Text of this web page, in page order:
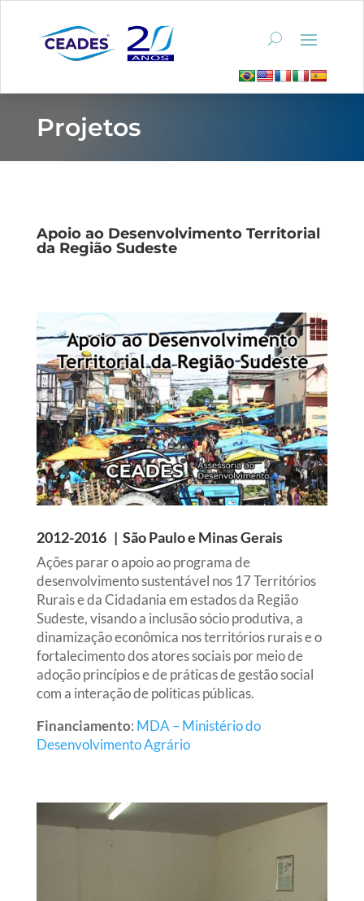
Projetos
Apoio ao Desenvolvimento Territorial
da Região Sudeste
2012-2016 | São Paulo e Minas Gerais
Ações parar o apoio ao programa de
desenvolvimento sustentável nos 17 Territórios
Rurais e da Cidadania em estados da Região
Sudeste, visando a inclusão sócio produtiva, a
dinamização econômica nos territórios rurais e o
fortalecimento dos atores sociais por meio de
adoção princípios e de práticas de gestão social
com a interação de politicas públicas.
Financiamento: MDA – Ministério do
Desenvolvimento Agrário